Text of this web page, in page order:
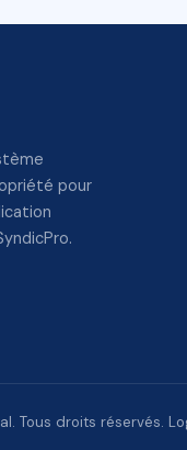
pour
Tous droits réservés.